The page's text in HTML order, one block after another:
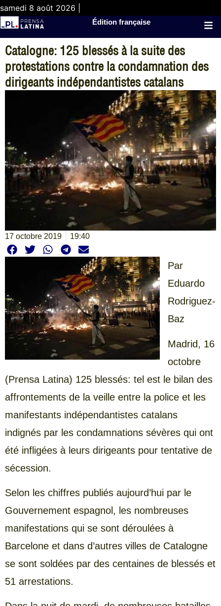
samedi 8 août 2026 |
Édition française
Catalogne: 125 blessés à la suite des
protestations contre la condamnation des
dirigeants indépendantistes catalans
17 octobre 2019 19:40
Par
Eduardo
Rodriguez-
Baz
Madrid, 16
octobre
(Prensa Latina) 125 blessés: tel est le bilan des
affrontements de la veille entre la police et les
manifestants indépendantistes catalans
indignés par les condamnations sévères qui ont
été infligées à leurs dirigeants pour tentative de
sécession.
Selon les chiffres publiés aujourd’hui par le
Gouvernement espagnol, les nombreuses
manifestations qui se sont déroulées à
Barcelone et dans d’autres villes de Catalogne
se sont soldées par des centaines de blessés et
51 arrestations.